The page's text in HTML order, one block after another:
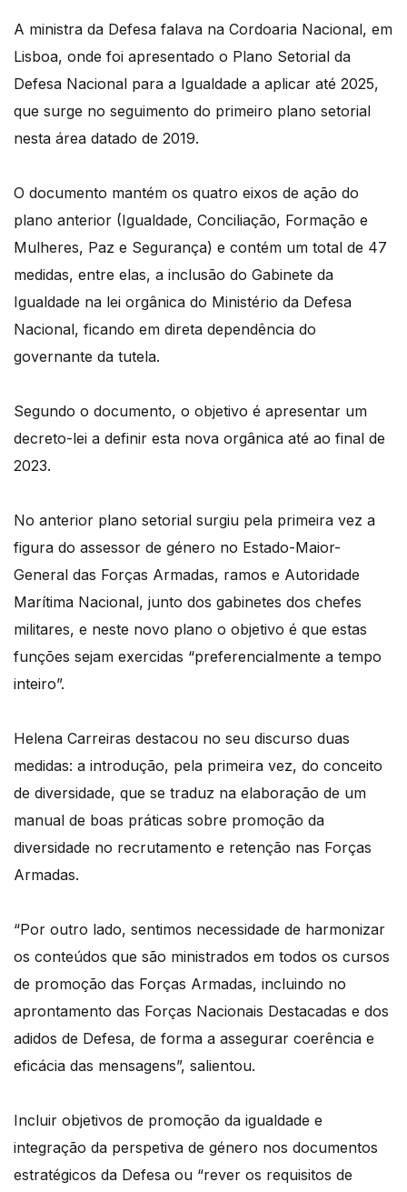
A ministra da Defesa falava na Cordoaria Nacional, em
Lisboa, onde foi apresentado o Plano Setorial da
Defesa Nacional para a Igualdade a aplicar até 2025,
que surge no seguimento do primeiro plano setorial
nesta área datado de 2019.
O documento mantém os quatro eixos de ação do
plano anterior (Igualdade, Conciliação, Formação e
Mulheres, Paz e Segurança) e contém um total de 47
medidas, entre elas, a inclusão do Gabinete da
Igualdade na lei orgânica do Ministério da Defesa
Nacional, ficando em direta dependência do
governante da tutela.
Segundo o documento, o objetivo é apresentar um
decreto-lei a definir esta nova orgânica até ao final de
2023.
No anterior plano setorial surgiu pela primeira vez a
figura do assessor de género no Estado-Maior-
General das Forças Armadas, ramos e Autoridade
Marítima Nacional, junto dos gabinetes dos chefes
militares, e neste novo plano o objetivo é que estas
funções sejam exercidas “preferencialmente a tempo
inteiro”.
Helena Carreiras destacou no seu discurso duas
medidas: a introdução, pela primeira vez, do conceito
de diversidade, que se traduz na elaboração de um
manual de boas práticas sobre promoção da
diversidade no recrutamento e retenção nas Forças
Armadas.
“Por outro lado, sentimos necessidade de harmonizar
os conteúdos que são ministrados em todos os cursos
de promoção das Forças Armadas, incluindo no
aprontamento das Forças Nacionais Destacadas e dos
adidos de Defesa, de forma a assegurar coerência e
eficácia das mensagens”, salientou.
Incluir objetivos de promoção da igualdade e
integração da perspetiva de género nos documentos
estratégicos da Defesa ou “rever os requisitos de